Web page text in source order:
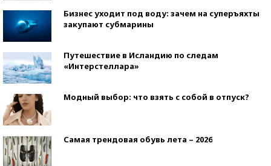
Бизнес уходит под воду: зачем на суперъяхты
закупают субмарины
Путешествие в Исландию по следам
«Интерстеллара»
Модный выбор: что взять с собой в отпуск?
Самая трендовая обувь лета – 2026